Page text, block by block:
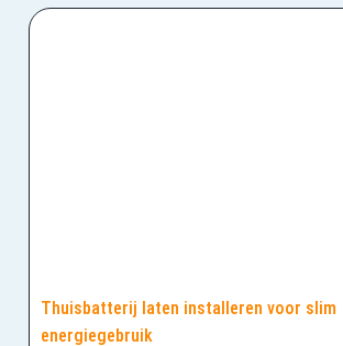
Thuisbatterij laten installeren voor slim
energiegebruik